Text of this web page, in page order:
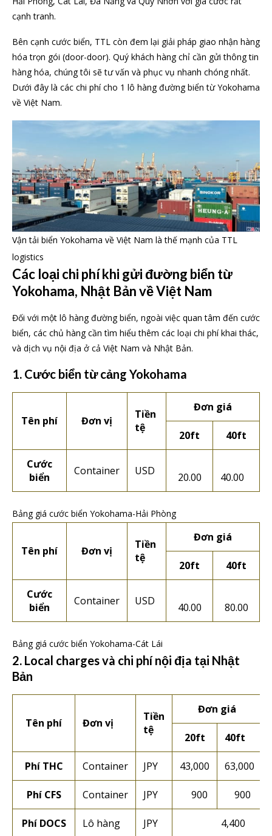
cạnh tranh.
Bên cạnh cước biển, TTL còn đem lại giải pháp giao nhận hàng
hóa trọn gói (door-door). Quý khách hàng chỉ cần gửi thông tin
hàng hóa, chúng tôi sẽ tư vấn và phục vụ nhanh chóng nhất.
Dưới đây là các chi phí cho 1 lô hàng đường biển từ Yokohama
về Việt Nam.
Vận tải biển Yokohama về Việt Nam là thế mạnh của TTL
logistics
Các loại chi phí khi gửi đường biển từ
Yokohama, Nhật Bản về Việt Nam
Đối với một lô hàng đường biển, ngoài việc quan tâm đến cước
biển, các chủ hàng cần tìm hiểu thêm các loại chi phí khai thác,
và dịch vụ nội địa ở cả Việt Nam và Nhật Bản.
1. Cước biển từ cảng Yokohama
Tên phí Đơn vị
Tiền
tệ
Đơn giá
20ft 40ft
Cước
biển
Container USD 20.00 40.00
Bảng giá cước biển Yokohama-Hải Phòng
Tên phí Đơn vị
Tiền
tệ
Đơn giá
20ft 40ft
Cước
biển
Container USD 40.00 80.00
Bảng giá cước biển Yokohama-Cát Lái
2. Local charges và chi phí nội địa tại Nhật
Bản
Tên phí Đơn vị
Tiền
tệ
Đơn giá
20ft 40ft
Phí THC Container JPY 43,000 63,000
Phí CFS Container JPY 900 900
Phí DOCS Lô hàng JPY 4,400